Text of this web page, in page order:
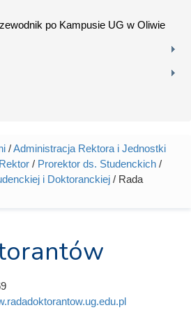
po Kampusie UG w Oliwie
/Administracja Rektora i Jednostki
Rektor / Prorektor ds. Studenckich /
i Doktoranckiej / Rada